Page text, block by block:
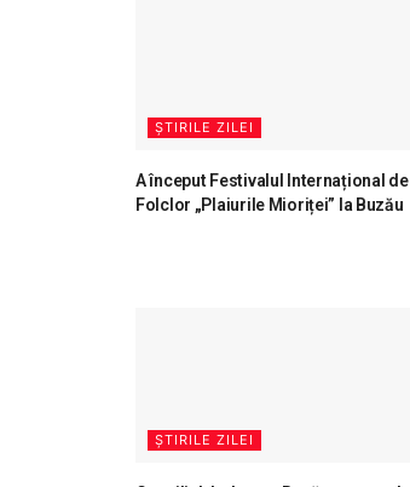
ȘTIRILE ZILEI
A început Festivalul Internațional de
Folclor „Plaiurile Mioriței” la Buzău
ȘTIRILE ZILEI